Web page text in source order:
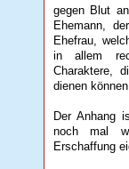
gegen Blut
Ehemann,
Ehefrau,
in allem
Charaktere,
dienen
Der Anhang
noch mal
Erschaffung